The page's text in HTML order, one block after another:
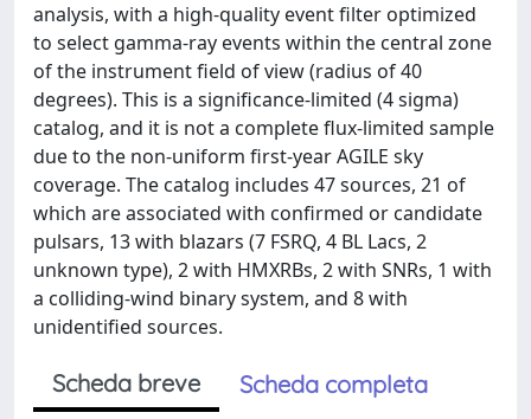
analysis, with a high-quality event filter optimized
to select gamma-ray events within the central zone
of the instrument field of view (radius of 40
degrees). This is a significance-limited (4 sigma)
catalog, and it is not a complete flux-limited sample
due to the non-uniform first-year AGILE sky
coverage. The catalog includes 47 sources, 21 of
which are associated with confirmed or candidate
pulsars, 13 with blazars (7 FSRQ, 4 BL Lacs, 2
unknown type), 2 with HMXRBs, 2 with SNRs, 1 with
a colliding-wind binary system, and 8 with
unidentified sources.
Scheda breve
Scheda completa